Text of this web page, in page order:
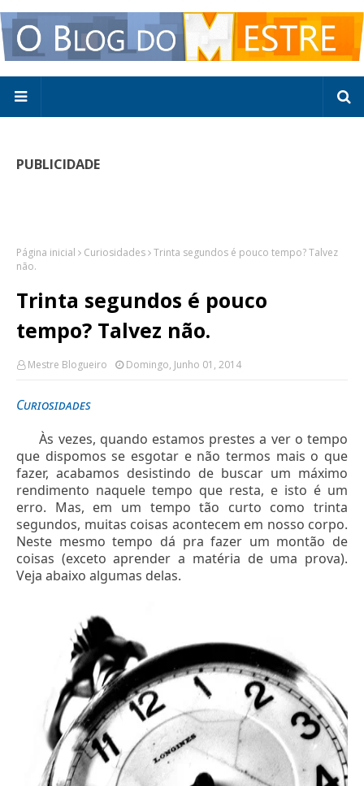
PUBLICIDADE
Página inicial Curiosidades Trinta segundos é pouco tempo? Talvez
não.
Trinta segundos é pouco
tempo? Talvez não.
Mestre Blogueiro Domingo, Junho 01, 2014
Curiosidades
Às vezes, quando estamos prestes a ver o tempo
que dispomos se esgotar e não termos mais o que
fazer, acabamos desistindo de buscar um máximo
rendimento naquele tempo que resta, e isto é um
erro. Mas, em um tempo tão curto como trinta
segundos, muitas coisas acontecem em nosso corpo.
Neste mesmo tempo dá pra fazer um montão de
coisas (exceto aprender a matéria de uma prova).
Veja abaixo algumas delas.